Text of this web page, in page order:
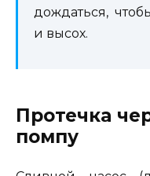
дождаться,
и высох.
Протечка
помпу